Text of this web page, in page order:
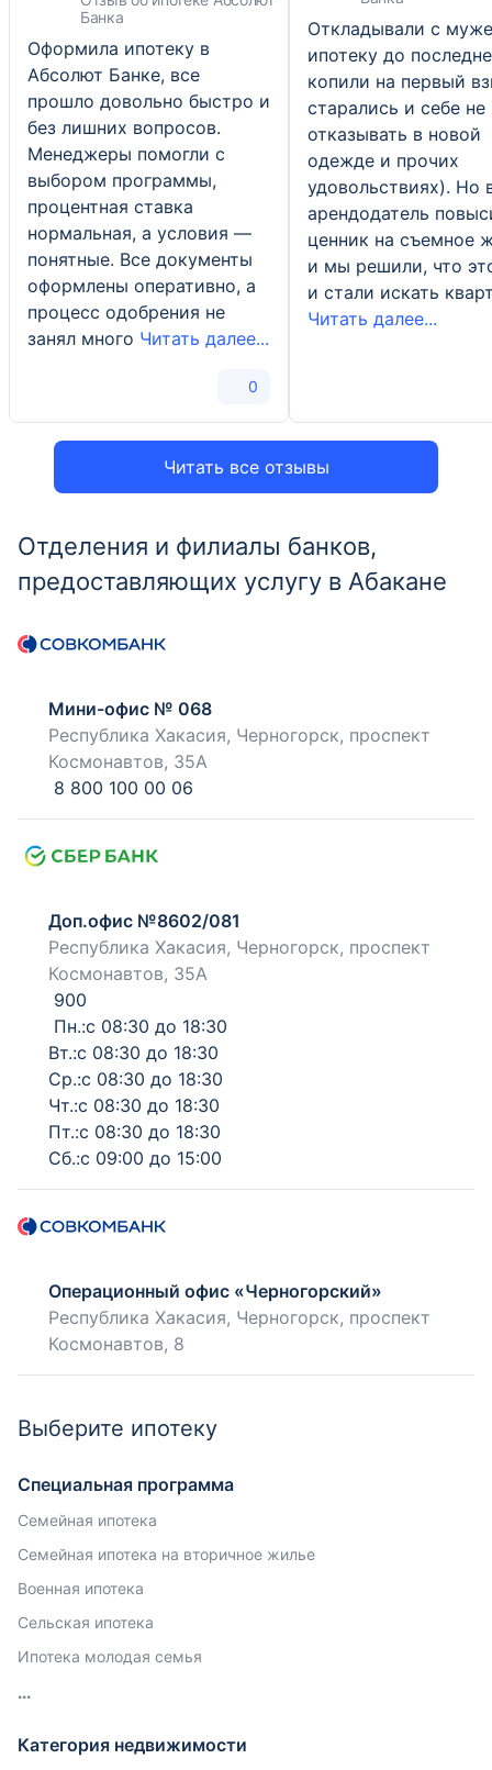
Читать все отзывы
Банка
Оформила ипотеку в
Абсолют Банке, все
прошло довольно быстро и
без лишних вопросов.
Менеджеры помогли с
выбором программы,
процентная ставка
нормальная, а условия —
понятные. Все документы
оформлены оперативно, а
процесс одобрения не
занял много Читать далее...
0
Откладывали с
ипотеку до
копили на первый
старались и себе не
отказывать в новой
одежде и прочих
удовольствиях). Но
арендодатель
ценник на съемное
и мы решили, что
и стали искать
Читать далее...
Отделения и филиалы банков,
предоставляющих услугу в Абакане
Мини-офис № 068
Республика Хакасия, Черногорск, проспект
Космонавтов, 35А
8 800 100 00 06
Доп.офис №8602/081
Республика Хакасия, Черногорск, проспект
Космонавтов, 35А
900
Пн.:с 08:30 до 18:30
Вт.:с 08:30 до 18:30
Ср.:с 08:30 до 18:30
Чт.:с 08:30 до 18:30
Пт.:с 08:30 до 18:30
Сб.:с 09:00 до 15:00
Операционный офис «Черногорский»
Республика Хакасия, Черногорск, проспект
Космонавтов, 8
Выберите ипотеку
Специальная программа
Семейная ипотека
Семейная ипотека на вторичное жилье
Военная ипотека
Сельская ипотека
Ипотека молодая семья
Категория недвижимости